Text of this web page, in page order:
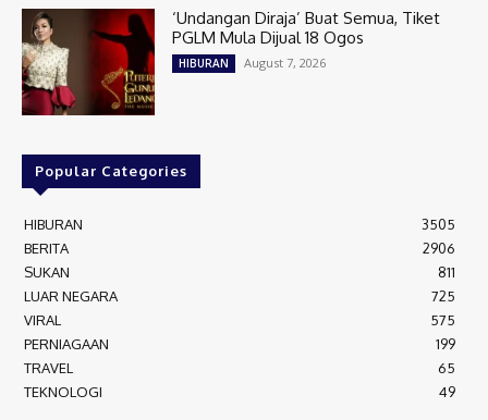
‘Undangan Diraja’ Buat Semua, Tiket
PGLM Mula Dijual 18 Ogos
HIBURAN August 7, 2026
Popular Categories
HIBURAN
3505
BERITA
2906
SUKAN
811
LUAR NEGARA
725
VIRAL
575
PERNIAGAAN
199
TRAVEL
65
TEKNOLOGI
49